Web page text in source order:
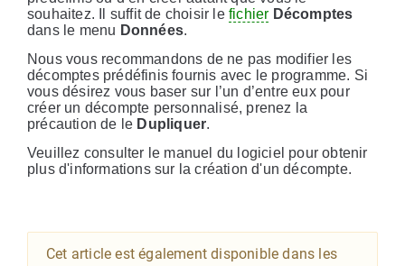
souhaitez. Il suffit de choisir le fichier Décomptes
dans le menu Données.
Nous vous recommandons de ne pas modifier les
décomptes prédéfinis fournis avec le programme. Si
vous désirez vous baser sur l’un d’entre eux pour
créer un décompte personnalisé, prenez la
précaution de le Dupliquer.
Veuillez consulter le manuel du logiciel pour obtenir
plus d'informations sur la création d'un décompte.
Cet article est également disponible dans les